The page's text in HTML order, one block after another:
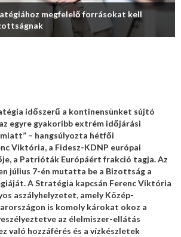
megfelelő forrásokat kell
időszerű a kontinensünket sújtó
egyre gyakoribb extrém időjárási
– hangsúlyozta hétfői
Viktória, a Fidesz-KDNP európai
a Patrióták Európáért frakció tagja. Az
július 7-én mutatta be a Bizottság a
A Stratégia kapcsán Ferenc Viktória
aszályhelyzetet, amely Közép-
is komoly károkat okoz a
az élelmiszer-ellátás
való hozzáférés és a vízkészletek